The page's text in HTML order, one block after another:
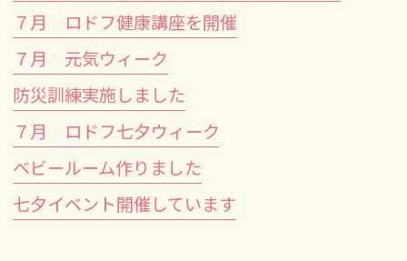
７月 ロドフ健康講座を開催
７月 元気ウィーク
防災訓練実施しました
７月 ロドフ七夕ウィーク
ベビールーム作りました
七夕イベント開催しています